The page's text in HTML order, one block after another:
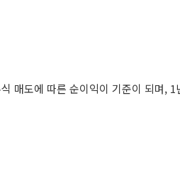
매도에 따른 순이익이 기준이 되며,